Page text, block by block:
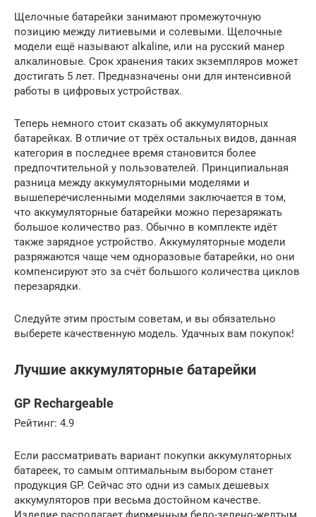
Щелочные батарейки занимают промежуточную
позицию между литиевыми и солевыми. Щелочные
модели ещё называют alkaline, или на русский манер
алкалиновые. Срок хранения таких экземпляров может
достигать 5 лет. Предназначены они для интенсивной
работы в цифровых устройствах.
Теперь немного стоит сказать об аккумуляторных
батарейках. В отличие от трёх остальных видов, данная
категория в последнее время становится более
предпочтительной у пользователей. Принципиальная
разница между аккумуляторными моделями и
вышеперечисленными моделями заключается в том,
что аккумуляторные батарейки можно перезаряжать
большое количество раз. Обычно в комплекте идёт
также зарядное устройство. Аккумуляторные модели
разряжаются чаще чем одноразовые батарейки, но они
компенсируют это за счёт большого количества циклов
перезарядки.
Следуйте этим простым советам, и вы обязательно
выберете качественную модель. Удачных вам покупок!
Лучшие аккумуляторные батарейки
GP Rechargeable
Рейтинг: 4.9
Если рассматривать вариант покупки аккумуляторных
батареек, то самым оптимальным выбором станет
продукция GP. Сейчас это одни из самых дешевых
аккумуляторов при весьма достойном качестве.